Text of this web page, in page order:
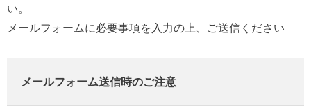
い。
メールフォームに必要事項を入力の上、ご送信ください
メールフォーム送信時のご注意